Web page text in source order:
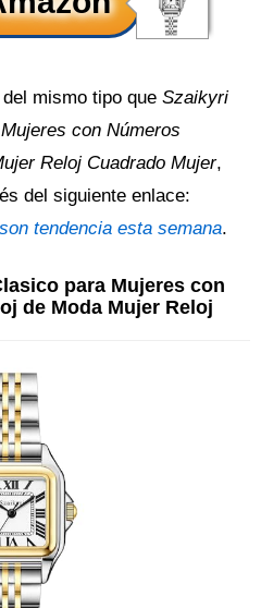
mismo tipo que Szaikyri
con Números
Reloj Cuadrado Mujer,
del siguiente enlace:
tendencia esta semana.
para Mujeres con
de Moda Mujer Reloj